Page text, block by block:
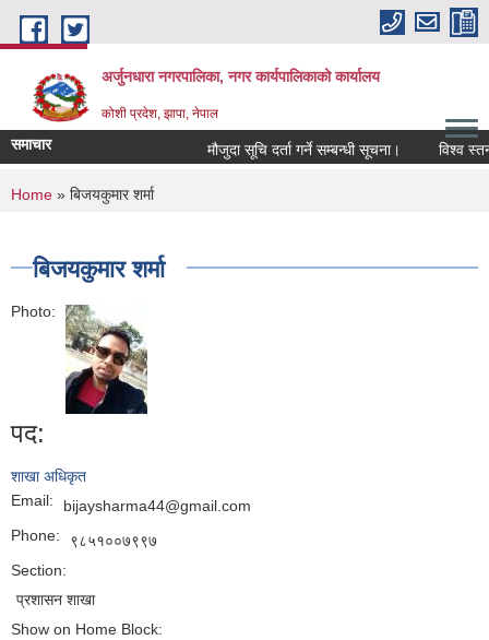
Skip to main content
अर्जुनधारा नगरपालिका, नगर कार्यपालिकाको कार्यालय
कोशी प्रदेश, झापा, नेपाल
समाचार मौजुदा सूचि दर्ता गर्ने सम्बन्धी सूचना। विश्व
You are here
Home » बिजयकुमार शर्मा
बिजयकुमार शर्मा
Photo:
पद:
शाखा अधिकृत
Email:
bijaysharma44@gmail.com
Phone:
९८५१००७९९७
Section:
प्रशासन शाखा
Show on Home Block: